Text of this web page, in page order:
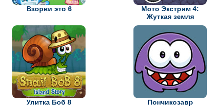
Взорви это 6
Мото Экстрим 4:
Жуткая земля
Улитка Боб 8 Пончикозавр